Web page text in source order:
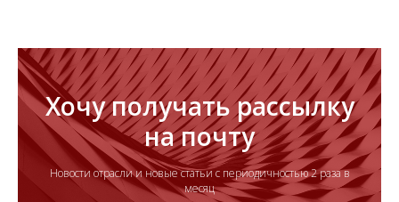
Хочу получать рассылку
на почту
Новости отрасли и новые статьи с периодичностью 2 раза в
месяц